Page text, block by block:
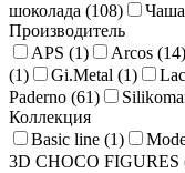
шоколада (108)
Производитель
APS (1) Arcos (14)
(1) Gi.Metal (1)
Paderno (61)
Коллекция
Basic line (1)
3D CHOCO FIGURES